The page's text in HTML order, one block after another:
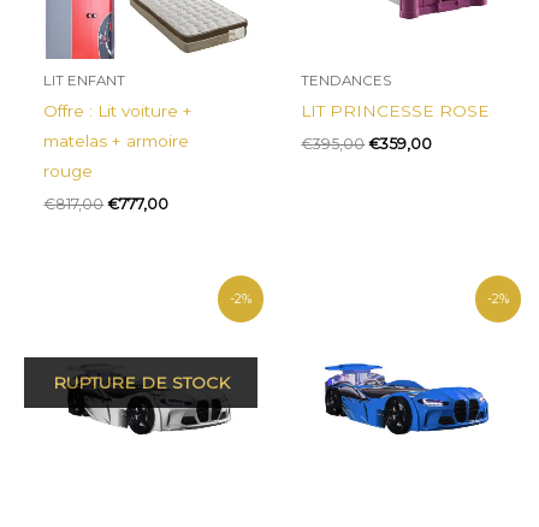
LIT ENFANT
Offre : Lit voiture +
matelas + armoire
rouge
€817,00 €777,00
TENDANCES
LIT PRINCESSE ROSE
€395,00 €359,00
-2% -2%
€389,00.